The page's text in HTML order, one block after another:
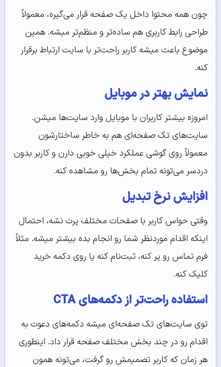
چون همه محتوا داخل یک صفحه قرار می‌گیره، معمولاً
طراحی رابط کاربری هم ساده‌تر و منظم‌تر میشه. همین
موضوع باعث میشه کاربر راحت‌تر با سایت ارتباط برقرار
کنه.
نمایش بهتر در موبایل
امروزه بیشتر کاربران با موبایل وارد سایت‌ها میشن.
سایت‌های تک صفحه‌ای هم به خاطر ساختارشون
معمولاً روی گوشی عملکرد خیلی خوبی دارن و کاربر بدون
دردسر می‌تونه تمام بخش‌ها رو مشاهده کنه.
افزایش نرخ تبدیل
وقتی حواس کاربر با صفحات مختلف پرت نشه، احتمال
اینکه اقدام موردنظر شما رو انجام بده بیشتر میشه. مثلاً
فرم تماس رو پر کنه، ثبت‌نام کنه یا روی دکمه خرید
کلیک کنه.
استفاده راحت‌تر از دکمه‌های CTA
توی سایت‌های تک صفحه‌ای میشه دکمه‌های دعوت به
اقدام رو در چند بخش مختلف صفحه قرار داد. اینطوری
هر زمان که کاربر تصمیمش رو گرفت، می‌تونه همون